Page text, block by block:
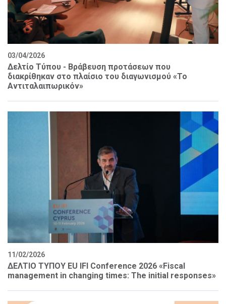
03/04/2026
Δελτίο Τύπου - Βράβευση προτάσεων που
διακρίθηκαν στο πλαίσιο του διαγωνισμού «Το
Αντιταλαιπωρικόν»
11/02/2026
ΔΕΛΤΙΟ ΤΥΠΟΥ EU IFI Conference 2026 «Fiscal
management in changing times: The initial responses»